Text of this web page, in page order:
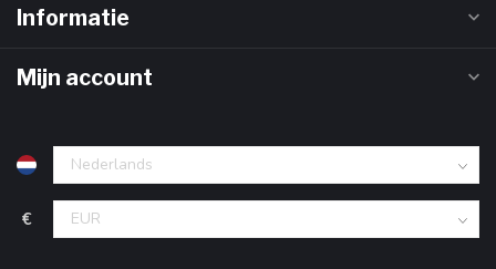
Informatie
Mijn account
€